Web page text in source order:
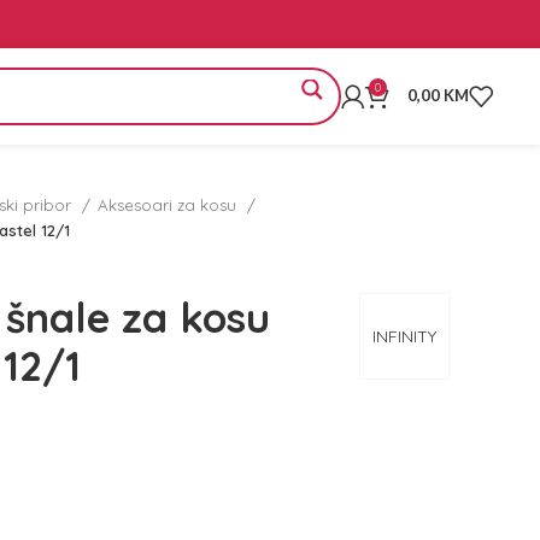
0 0,00 KM
pribor
Aksesoari za kosu
12/1
INFINITY
za kosu
1